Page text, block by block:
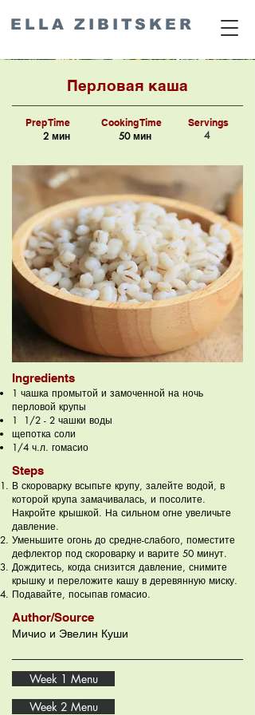
ELLA ZIBITSKER
Перловая каша
Prep Time
2 мин
Cooking Time
50 мин
Servings
4
Ingredients
1 чашка промытой и замоченной на ночь
перловой крупы
1 1/2 - 2 чашки воды
щепотка соли
1/4 ч.л. гомасио
Steps
В скороварку всыпьте крупу, залейте водой, в
которой крупа замачивалась, и посолите.
Накройте крышкой. На сильном огне увеличьте
давление.
Уменьшите огонь до средне-слабого, поместите
дефлектор под скороварку и варите 50 минут.
Дождитесь, когда снизится давление, снимите
крышку и переложите кашу в деревянную миску.
Подавайте, посыпав гомасио.
Author/Source
Мичио и Эвелин Куши
Week 1 Menu
Week 2 Menu